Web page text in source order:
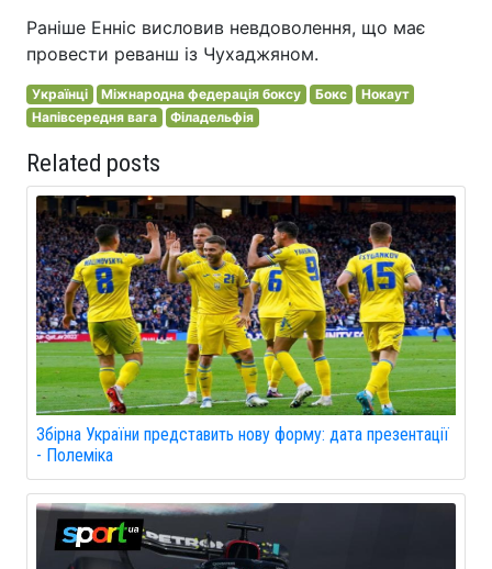
Раніше Енніс висловив невдоволення, що має
провести реванш із Чухаджяном.
Українці Міжнародна федерація боксу Бокс
Нокаут
Напівсередня вага
Філадельфія
Related posts
Збірна України представить нову форму: дата презентації
- Полеміка